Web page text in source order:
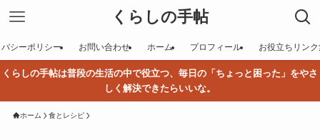
くらしの手帖
シーポリシー お問い合わせ ホーム プロフィール お役立ちリン
くらしの手帖は普段の生活の中で役立つ、毎日の「ちょっと困った」をやさ
しく解決できたらいいな。
ホーム 食とレシピ